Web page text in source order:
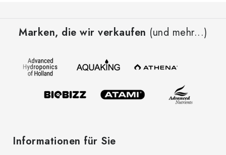
Marken, die wir verkaufen (und mehr...)
Informationen für Sie